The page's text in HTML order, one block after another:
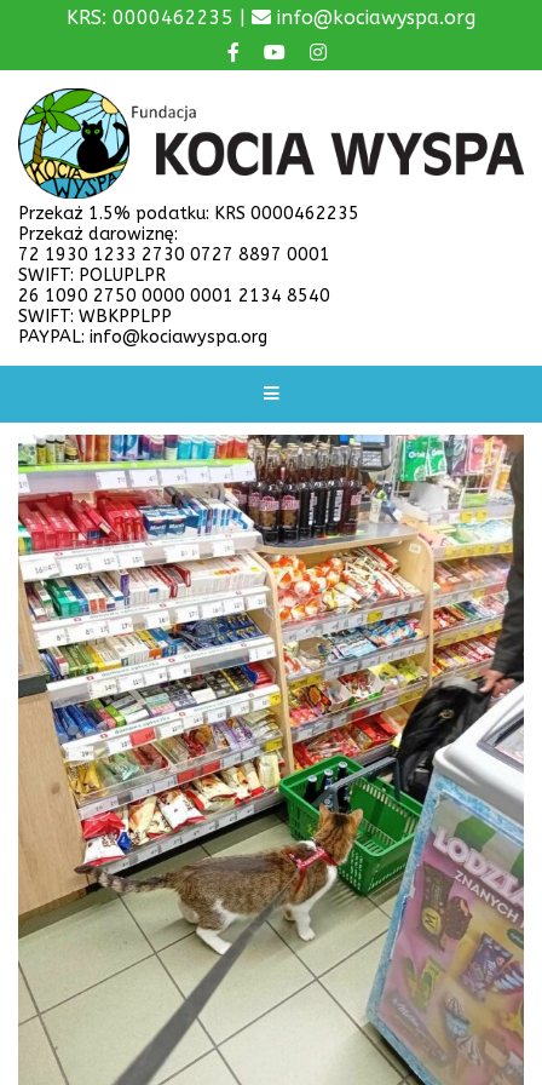
KRS: 0000462235 | info@kociawyspa.org
Przekaż 1.5% podatku: KRS 0000462235
Przekaż darowiznę:
72 1930 1233 2730 0727 8897 0001
SWIFT: POLUPLPR
26 1090 2750 0000 0001 2134 8540
SWIFT: WBKPPLPP
PAYPAL: info@kociawyspa.org